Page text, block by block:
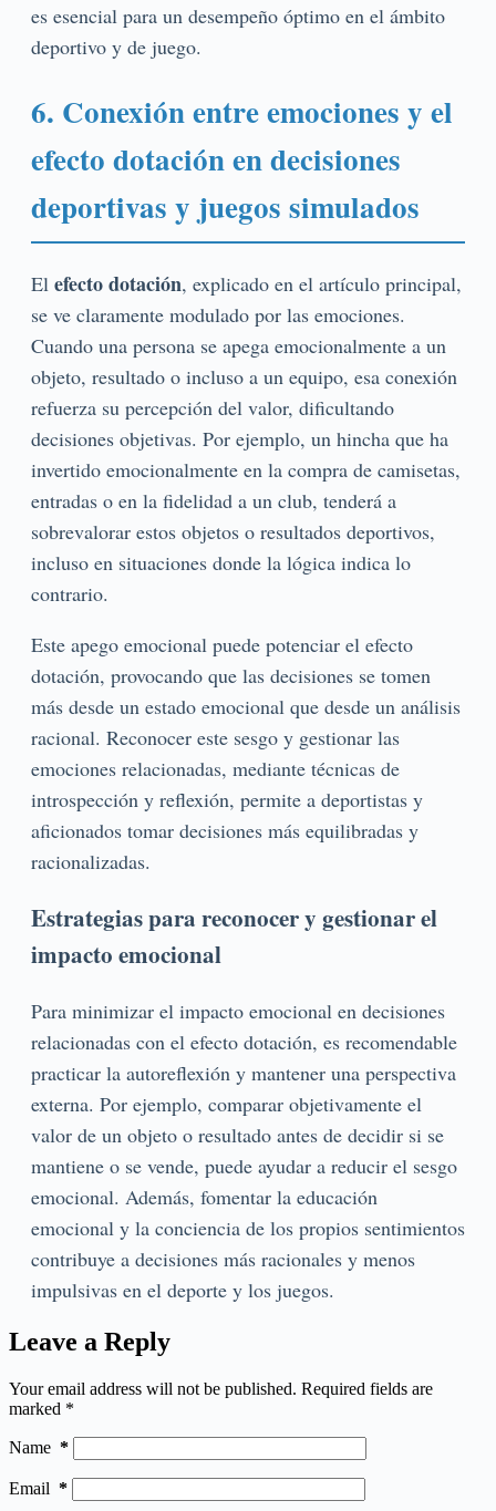
es esencial para un desempeño óptimo en el ámbito
deportivo y de juego.
6. Conexión entre emociones y el
efecto dotación en decisiones
deportivas y juegos simulados
El efecto dotación, explicado en el artículo principal,
se ve claramente modulado por las emociones.
Cuando una persona se apega emocionalmente a un
objeto, resultado o incluso a un equipo, esa conexión
refuerza su percepción del valor, dificultando
decisiones objetivas. Por ejemplo, un hincha que ha
invertido emocionalmente en la compra de camisetas,
entradas o en la fidelidad a un club, tenderá a
sobrevalorar estos objetos o resultados deportivos,
incluso en situaciones donde la lógica indica lo
contrario.
Este apego emocional puede potenciar el efecto
dotación, provocando que las decisiones se tomen
más desde un estado emocional que desde un análisis
racional. Reconocer este sesgo y gestionar las
emociones relacionadas, mediante técnicas de
introspección y reflexión, permite a deportistas y
aficionados tomar decisiones más equilibradas y
racionalizadas.
Estrategias para reconocer y gestionar el
impacto emocional
Para minimizar el impacto emocional en decisiones
relacionadas con el efecto dotación, es recomendable
practicar la autoreflexión y mantener una perspectiva
externa. Por ejemplo, comparar objetivamente el
valor de un objeto o resultado antes de decidir si se
mantiene o se vende, puede ayudar a reducir el sesgo
emocional. Además, fomentar la educación
emocional y la conciencia de los propios sentimientos
contribuye a decisiones más racionales y menos
impulsivas en el deporte y los juegos.
Leave a Reply
Your email address will not be published. Required fields are
marked *
Name *
Email *